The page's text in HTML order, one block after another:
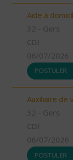
Aide à
32 - Gers
CDI
06/07/2026
POSTULER
Auxiliaire de
32 - Gers
CDI
06/07/2026
POSTULER